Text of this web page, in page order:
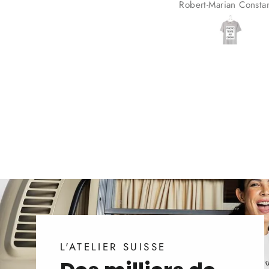
Eliot Eggimann
L'ATELIER SUISSE